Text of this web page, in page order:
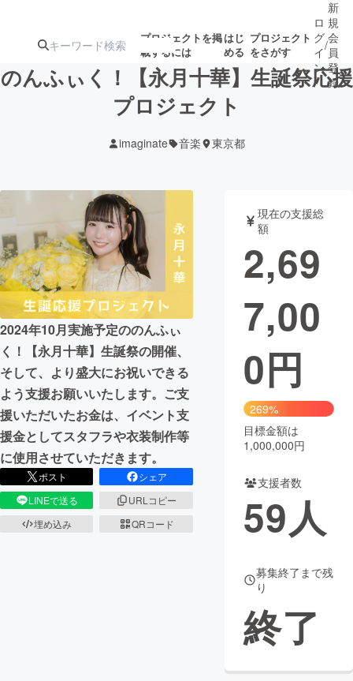
プロジェクトを掲
載するには
はじ
める
プロジェクト
をさがす
注目の新着プロ
ジェクト
募集終了が近いプ
ロジェクト
アート・写真 音楽
テクノロジー・ガジェット ゲーム・サ
映像・映画
ビジネス・起業
まちづくり・地域活性化
CAMPFIRE for Social Good
CAMPFIRE Creation
CAMPFIREふるさと納税
コミュニティ
ロ
グ
イ
ン
/
新
規
会
員
登
録
のんふぃく！【永月十華】生誕祭応援
プロジェクト
imaginate 音楽 東京都
2024年10月実施予定ののんふぃ
く！【永月十華】生誕祭の開催、
そして、より盛大にお祝いできる
よう支援お願いいたします。ご支
援いただいたお金は、イベント支
援金としてスタフラや衣装制作等
に使用させていただきます。
ポスト
シェア
LINEで送る
URLコピー
埋め込み
QRコード
現在の支援総
額
2,69
7,00
0円
269%
目標金額は
1,000,000円
支援者数
59人
募集終了まで残
り
終了